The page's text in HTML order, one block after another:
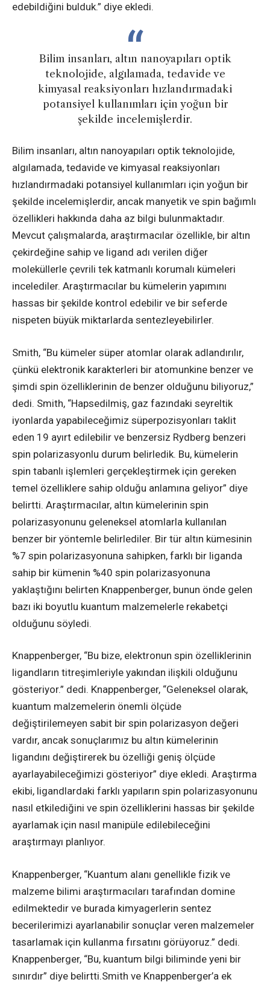
edebildiğini bulduk.” diye ekledi.
Bilim insanları, altın nanoyapıları optik
teknolojide, algılamada, tedavide ve
kimyasal reaksiyonları hızlandırmadaki
potansiyel kullanımları için yoğun bir
şekilde incelemişlerdir.
Bilim insanları, altın nanoyapıları optik teknolojide,
algılamada, tedavide ve kimyasal reaksiyonları
hızlandırmadaki potansiyel kullanımları için yoğun bir
şekilde incelemişlerdir, ancak manyetik ve spin bağımlı
özellikleri hakkında daha az bilgi bulunmaktadır.
Mevcut çalışmalarda, araştırmacılar özellikle, bir altın
çekirdeğine sahip ve ligand adı verilen diğer
moleküllerle çevrili tek katmanlı korumalı kümeleri
incelediler. Araştırmacılar bu kümelerin yapımını
hassas bir şekilde kontrol edebilir ve bir seferde
nispeten büyük miktarlarda sentezleyebilirler.
Smith, “Bu kümeler süper atomlar olarak adlandırılır,
çünkü elektronik karakterleri bir atomunkine benzer ve
şimdi spin özelliklerinin de benzer olduğunu biliyoruz,”
dedi. Smith, “Hapsedilmiş, gaz fazındaki seyreltik
iyonlarda yapabileceğimiz süperpozisyonları taklit
eden 19 ayırt edilebilir ve benzersiz Rydberg benzeri
spin polarizasyonlu durum belirledik. Bu, kümelerin
spin tabanlı işlemleri gerçekleştirmek için gereken
temel özelliklere sahip olduğu anlamına geliyor” diye
belirtti. Araştırmacılar, altın kümelerinin spin
polarizasyonunu geleneksel atomlarla kullanılan
benzer bir yöntemle belirlediler. Bir tür altın kümesinin
%7 spin polarizasyonuna sahipken, farklı bir liganda
sahip bir kümenin %40 spin polarizasyonuna
yaklaştığını belirten Knappenberger, bunun önde gelen
bazı iki boyutlu kuantum malzemelerle rekabetçi
olduğunu söyledi.
Knappenberger, “Bu bize, elektronun spin özelliklerinin
ligandların titreşimleriyle yakından ilişkili olduğunu
gösteriyor.” dedi. Knappenberger, “Geleneksel olarak,
kuantum malzemelerin önemli ölçüde
değiştirilemeyen sabit bir spin polarizasyon değeri
vardır, ancak sonuçlarımız bu altın kümelerinin
ligandını değiştirerek bu özelliği geniş ölçüde
ayarlayabileceğimizi gösteriyor” diye ekledi. Araştırma
ekibi, ligandlardaki farklı yapıların spin polarizasyonunu
nasıl etkilediğini ve spin özelliklerini hassas bir şekilde
ayarlamak için nasıl manipüle edilebileceğini
araştırmayı planlıyor.
Knappenberger, “Kuantum alanı genellikle fizik ve
malzeme bilimi araştırmacıları tarafından domine
edilmektedir ve burada kimyagerlerin sentez
becerilerimizi ayarlanabilir sonuçlar veren malzemeler
tasarlamak için kullanma fırsatını görüyoruz.” dedi.
Knappenberger, “Bu, kuantum bilgi biliminde yeni bir
sınırdır” diye belirtti.Smith ve Knappenberger’a ek